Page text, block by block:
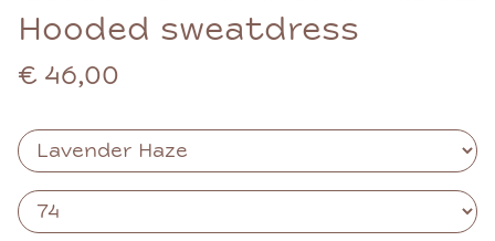
Hooded sweatdress
€ 46,00